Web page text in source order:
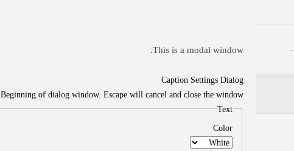
This is a modal window.
Caption Settings Dialog
Beginning of dialog window. Escape will cancel and close the window.
Text
Color